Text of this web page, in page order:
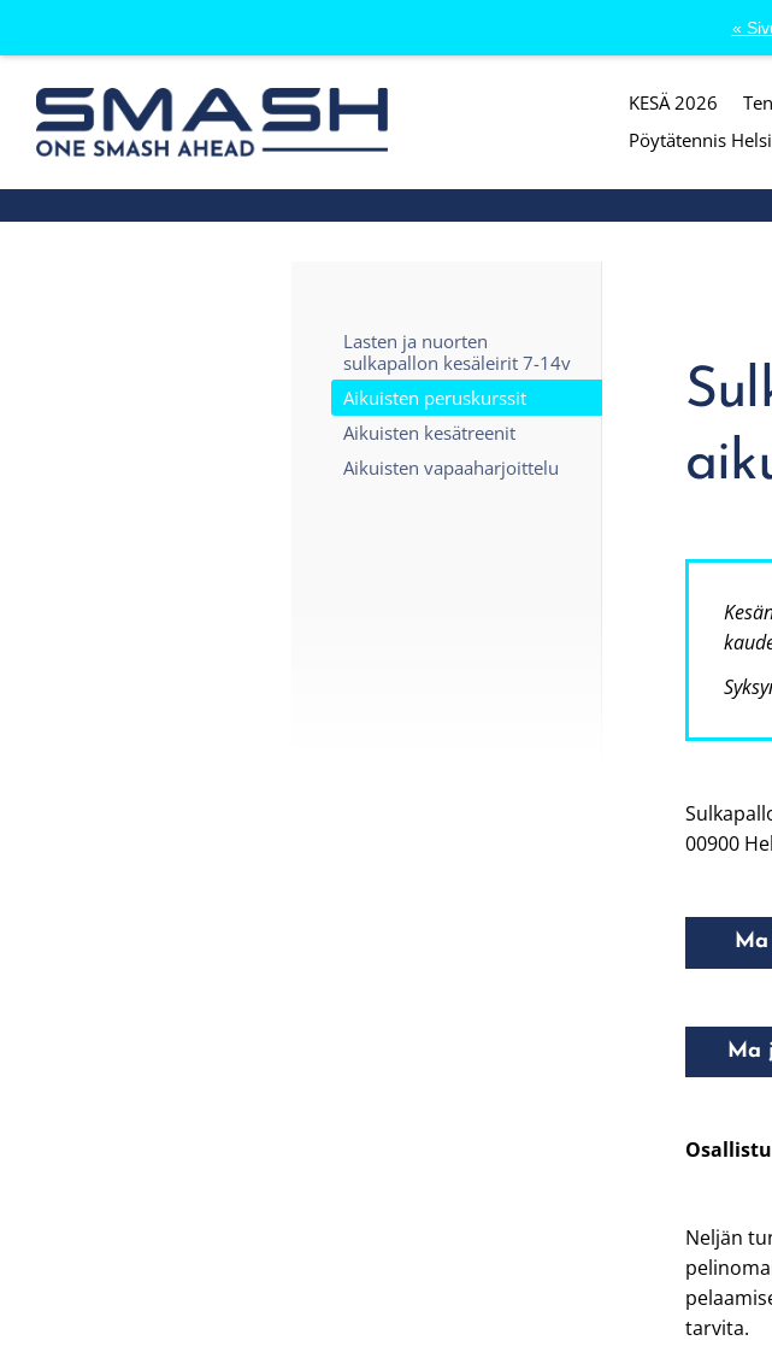
sivun
sisältöön
«
Smash ry - Suomen suurin mailapeliseura
KESÄ 2026
Pöytätennis
Lasten ja nuorten
sulkapallon kesäleirit 7-14v
Aikuisten peruskurssit
Aikuisten kesätreenit
Aikuisten vapaaharjoittelu
00900
Ma
Ma
Neljän
tarvita.